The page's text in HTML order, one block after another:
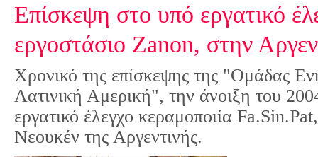
Επίσκεψη στο υπό εργατικό
εργοστάσιο Zanon, στην
Χρονικό της επίσκεψης της "Ομάδας
Λατινική Αμερική", την άνοιξη του
εργατικό έλεγχο κεραμοποιία
Νεουκέν της Αργεντινής.